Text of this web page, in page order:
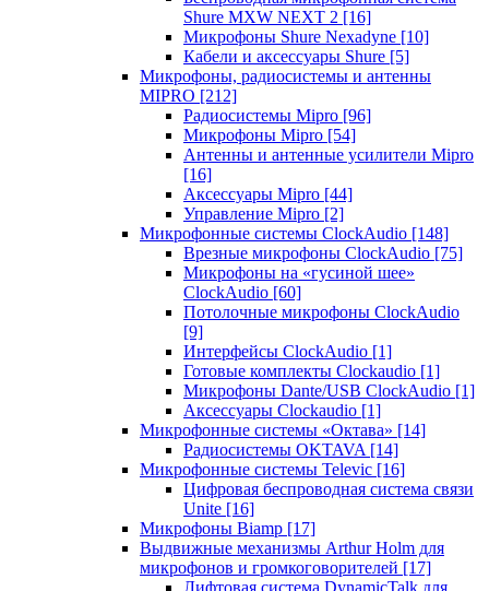
Shure MXW NEXT 2 [16]
Микрофоны Shure Nexadyne [10]
Кабели и аксессуары Shure [5]
Микрофоны, радиосистемы и антенны
MIPRO [212]
Радиосистемы Mipro [96]
Микрофоны Mipro [54]
Антенны и антенные усилители Mipro
[16]
Аксессуары Mipro [44]
Управление Mipro [2]
Микрофонные системы ClockAudio [148]
Врезные микрофоны ClockAudio [75]
Микрофоны на «гусиной шее»
ClockAudio [60]
Потолочные микрофоны ClockAudio
[9]
Интерфейсы ClockAudio [1]
Готовые комплекты Clockaudio [1]
Микрофоны Dante/USB ClockAudio [1]
Аксессуары Clockaudio [1]
Микрофонные системы «Октава» [14]
Радиосистемы OKTAVA [14]
Микрофонные системы Televic [16]
Цифровая беспроводная система связи
Unite [16]
Микрофоны Biamp [17]
Выдвижные механизмы Arthur Holm для
микрофонов и громкоговорителей [17]
Лифтовая система DynamicTalk для